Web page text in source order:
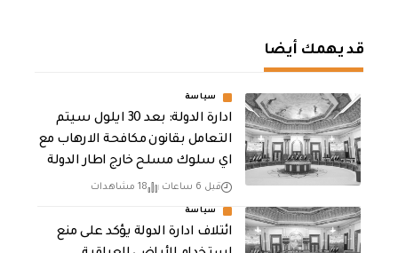
قد يهمك أيضا
سياسة
ادارة الدولة: بعد 30 ايلول سيتم
التعامل بقانون مكافحة الارهاب مع
اي سلوك مسلح خارج اطار الدولة
قبل 6 ساعات 18 مشاهدات
سياسة
ائتلاف ادارة الدولة يؤكد على منع